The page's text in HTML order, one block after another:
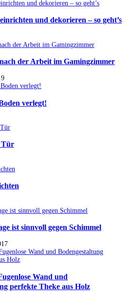
und dekorieren – so geht’s
der Arbeit im Gamingzimmer
verlegt!
Tür
ist sinnvoll gegen Schimmel
Wand und
perfekte Theke aus Holz